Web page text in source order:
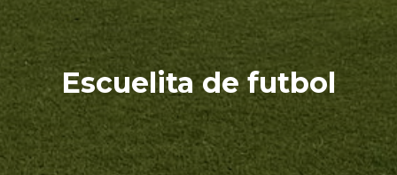
Escuelita de futbol